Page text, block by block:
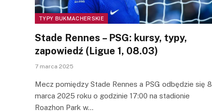
TYPY BUKMACHERSKIE
Stade Rennes – PSG: kursy, typy,
zapowiedź (Ligue 1, 08.03)
7 marca 2025
Mecz pomiędzy Stade Rennes a PSG odbędzie się 8
marca 2025 roku o godzinie 17:00 na stadionie
Roazhon Park w…